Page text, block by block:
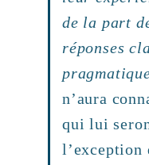
de la part
réponses
n’aura
qui lui
l’exception